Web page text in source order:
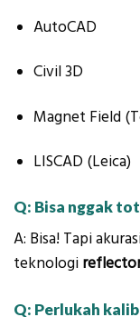
AutoCAD
Civil 3D
Magnet Field
LISCAD (Leica)
Q: Bisa nggak
A: Bisa! Tapi
teknologi
Q: Perlukah